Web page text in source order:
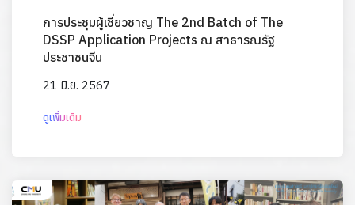
การประชุมผู้เชี่ยวชาญ The 2nd Batch of The
DSSP Application Projects ณ สาธารณรัฐ
ประชาชนจีน
21 มิ.ย. 2567
ดูเพิ่มเติม